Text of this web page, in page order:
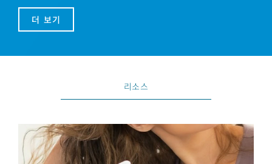
더 보기
리소스